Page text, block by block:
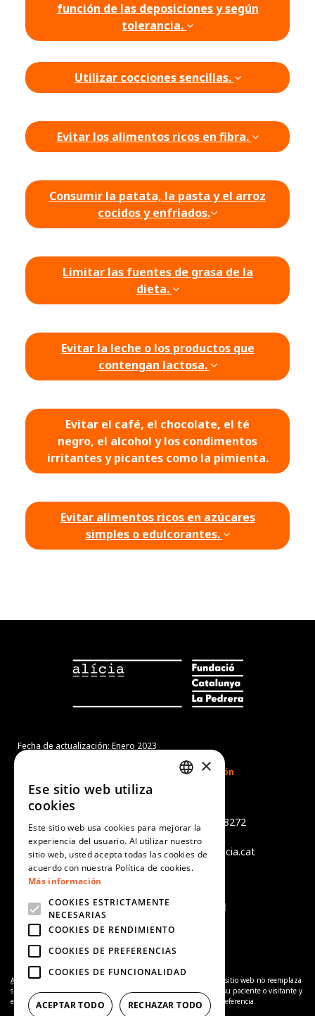
función de las deposiciones y según
tolerancia.
Utilizar cocciones sencillas.
Evitar los alimentos ricos en fibra.
Consumir la patata, la pasta y el arroz
cocidos y enfriados.
Limitar las fuentes de grasa de la
dieta.
Evitar la leche o los productos que
contengan lactosa.
Evitar el café, el chocolate, el té
negro, el alcohol y los condimentos
irritantes y picantes como la pimienta.
Evitar alimentos ricos en azúcares
simples o edulcorantes.
Fecha de actualización: Enero 2023
Camí de Sant Benet, s/n - 08272
Sant Fruitós de Bages
tel +34 938 759 402 - info@alicia.cat
Política de Privacidad
Aviso de complementariedad:
La información proporcionada en el sitio web no reemplaza
sino que complementa la relación entre el profesional de salud y su paciente o visitante y
en caso de duda debe consultarse con su profesional de salud de referencia.
ENGLISH
PORTUGUESE
×
Ese sitio web utiliza
cookies
Este sitio web usa cookies para mejorar la
experiencia del usuario. Al utilizar nuestro
sitio web, usted acepta todas las cookies de
acuerdo con nuestra Política de cookies.
Más información
COOKIES ESTRICTAMENTE
NECESARIAS
COOKIES DE RENDIMIENTO
COOKIES DE PREFERENCIAS
COOKIES DE FUNCIONALIDAD
ACEPTAR TODO RECHAZAR TODO